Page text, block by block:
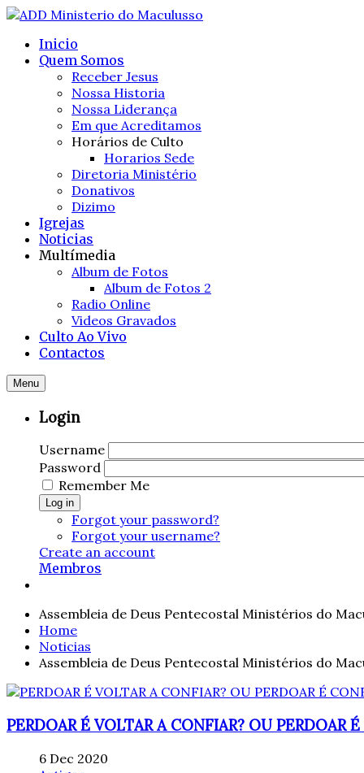
Inicio
Quem Somos
Receber Jesus
Nossa Historia
Nossa Liderança
Em que Acreditamos
Horários de Culto
Horarios Sede
Diretoria Ministério
Donativos
Dizimo
Igrejas
Noticias
Multímedia
Album de Fotos
Album de Fotos 2
Radio Online
Videos Gravados
Culto Ao Vivo
Contactos
Menu
Login
Username
Password
Remember Me
Log in
Forgot your password?
Forgot your username?
Create an account
Membros
Assembleia de Deus Pentecostal Ministérios do
Home
Noticias
Assembleia de Deus Pentecostal Ministérios do
PERDOAR É VOLTAR A CONFIAR? OU PERDOAR
6 Dec 2020